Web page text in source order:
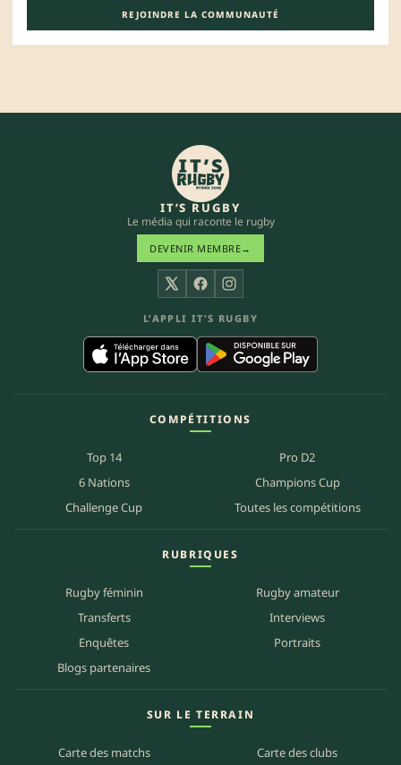
REJOINDRE LA COMMUNAUTÉ
IT’S RUGBY
Le média qui raconte le rugby
DEVENIR MEMBRE→
X FacebookInstagram
L’APPLI IT’S RUGBY
COMPÉTITIONS
Top 14
Pro D2
6 Nations
Champions Cup
Challenge Cup
Toutes les compétitions
RUBRIQUES
Rugby féminin
Rugby amateur
Transferts
Interviews
Enquêtes
Portraits
Blogs partenaires
SUR LE TERRAIN
Carte des matchs Carte des clubs